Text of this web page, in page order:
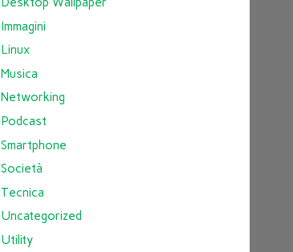
Immagini
Linux
Musica
Networking
Podcast
Smartphone
Società
Tecnica
Uncategorized
Utility